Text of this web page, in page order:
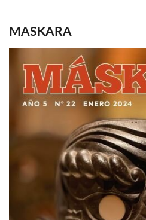
MASKARA